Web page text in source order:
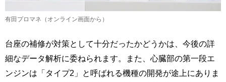
有田プロマネ（オンライン画面から）
台座の補修が対策として十分だったかどうかは、今後の詳
細なデータ解析に委ねられます。また、心臓部の第一段エ
ンジンは「タイプ2」と呼ばれる機種の開発が途上にありま